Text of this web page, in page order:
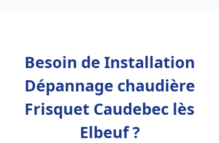
Besoin de Installation
Dépannage chaudière
Frisquet Caudebec lès
Elbeuf ?